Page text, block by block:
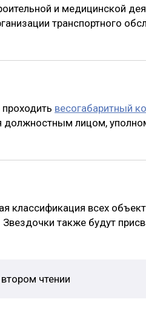
и медицинской
транспортного
весогабаритный
должностным лицом,
классификация всех
Звездочки также будут
чтении